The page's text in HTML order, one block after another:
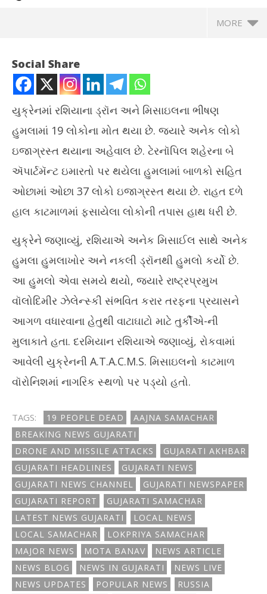
MORE
NOW VIEWING
November
20, 2025
Social Share
યુક્રેનમાં રશિયાના ડ્રૉન અને મિસાઇલના ભીષણ
હુમલામાં 19 લોકોના મોત થયા છે. જ્યારે અનેક લોકો
ઇજાગ્રસ્ત થયાના અહેવાલ છે. ટેરનૉપિલ શહેરના બે
ઍપાર્ટમૅન્ટ ઇમારતો પર થયેલા હુમલામાં બાળકો સહિત
ઓછામાં ઓછા 37 લોકો ઇજાગ્રસ્ત થયા છે. રાહત દળે
હાલ કાટમાળમાં ફસાયેલા લોકોની તપાસ હાથ ધરી છે.
યુક્રેને જણાવ્યું, રશિયાએ અનેક મિસાઈલ સાથે અનેક
હુમલા હુમલાખોર અને નકલી ડ્રૉનથી હુમલો કર્યો છે.
આ હુમલો એવા સમયે થયો, જ્યારે રાષ્ટ્રપ્રમુખ
વૉલોદિમીર ઝેલેન્સ્કી સંભવિત કરાર તરફના પ્રયાસને
આગળ વધારવાના હેતુથી વાટાઘાટો માટે તુર્કીએ-ની
મુલાકાતે હતા. દરમિયાન રશિયાએ જણાવ્યું, રોકવામાં
આવેલી યુક્રેનની A.T.A.C.M.S. મિસાઇલનો કાટમાળ
વૉરોનિશમાં નાગરિક સ્થળો પર પડ્યો હતો.
TAGS: 19 PEOPLE DEAD
AAJNA SAMACHAR
BREAKING NEWS GUJARATI
DRONE AND MISSILE ATTACKS
GUJARATI AKHBAR
GUJARATI HEADLINES
GUJARATI NEWS
GUJARATI NEWS CHANNEL
GUJARATI NEWSPAPER
GUJARATI REPORT
GUJARATI SAMACHAR
LATEST NEWS GUJARATI
LOCAL NEWS
LOCAL SAMACHAR
LOKPRIYA SAMACHAR
MAJOR NEWS
MOTA BANAV
NEWS ARTICLE
NEWS BLOG
NEWS IN GUJARATI
NEWS LIVE
NEWS UPDATES
POPULAR NEWS
RUSSIA